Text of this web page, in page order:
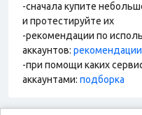
-сначала купите
и протестируйте их
-рекомендации по
аккаунтов: рекомендации
-при помощи каких
аккаунтами: подборка